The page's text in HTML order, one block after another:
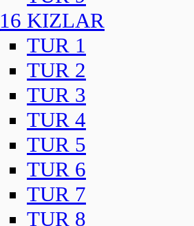
16 KIZLAR
TUR 1
TUR 2
TUR 3
TUR 4
TUR 5
TUR 6
TUR 7
TUR 8